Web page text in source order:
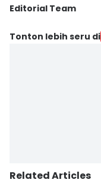
Editorial Team
Editor
Tonton lebih seru di
Related Articles